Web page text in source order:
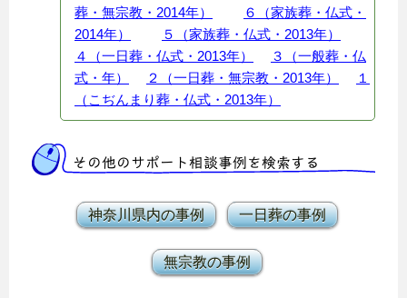
葬・無宗教・2014年）
６（家族葬・仏式・
2014年）
５（家族葬・仏式・2013年）
４（一日葬・仏式・2013年）
３（一般葬・仏
式・年）
２（一日葬・無宗教・2013年）
１
（こぢんまり葬・仏式・2013年）
その他のサポート相談事例を検索する
神奈川県内の事例 一日葬の事例
無宗教の事例